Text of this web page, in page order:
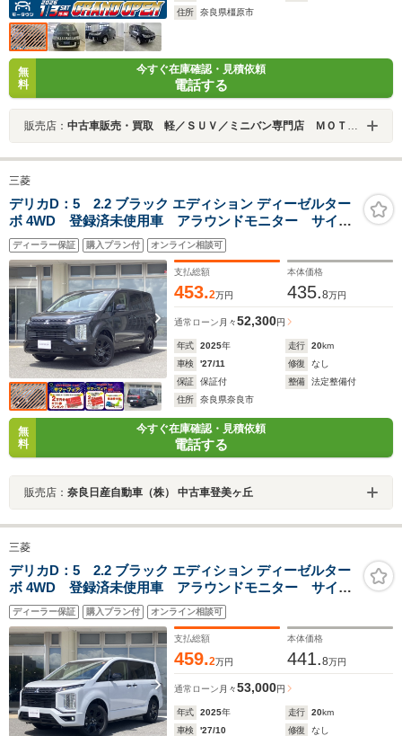
住所
奈良県橿原市
無
料
今すぐ在庫確認・見積依頼
電話する
販売店： 中古車販売・買取 軽／ＳＵＶ／ミニバン専門店 ＭＯＴＯＷＮ（モータウン）
三菱
デリカD：5 2.2 ブラック エディション ディーゼルター
ボ 4WD 登録済未使用車 アラウンドモニター サイド
ステップ ナビ+リアモニター取付Pkg 両側オートスラ
イド オートバックドア シートヒーター パワーシー
ト LEDヘッド 衝突被害軽減ブレーキ
ディーラー保証 購入プラン付 オンライン相談可
支払総額
453.2万円
本体価格
435.8万円
通常ローン 月々52,300円
年式 2025年 走行 20km
車検
'27/11 修復
なし
保証
保証付 整備
法定整備付
住所
奈良県奈良市
無
料
今すぐ在庫確認・見積依頼
電話する
販売店： 奈良日産自動車（株） 中古車登美ヶ丘
三菱
デリカD：5 2.2 ブラック エディション ディーゼルター
ボ 4WD 登録済未使用車 アラウンドモニター サイド
ステップ ナビ+リアモニター取付Pkg 両側オートスラ
イド オートバックドア シートヒーター パワーシー
ト LEDヘッド 衝突被害軽減ブレーキ
ディーラー保証 購入プラン付 オンライン相談可
支払総額
459.2万円
本体価格
441.8万円
通常ローン 月々53,000円
年式 2025年 走行 20km
車検
'27/10 修復
なし